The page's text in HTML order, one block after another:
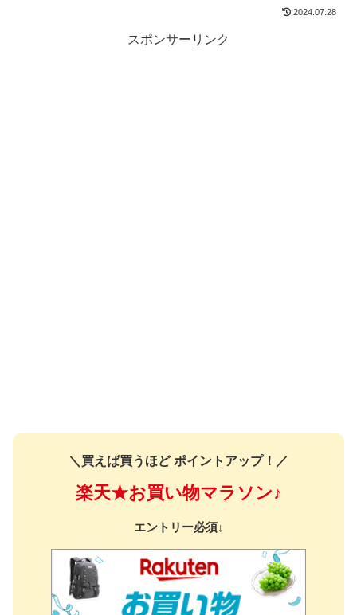
2024.07.28
スポンサーリンク
＼買えば買うほど ポイントアップ！／
楽天★お買い物マラソン♪
エントリー必須↓